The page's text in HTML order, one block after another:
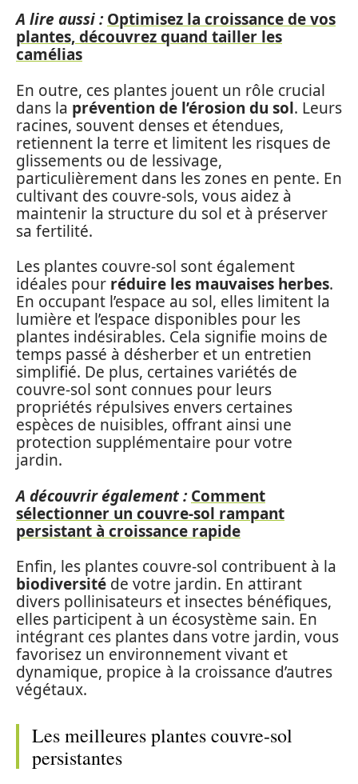
A lire aussi : Optimisez la croissance de vos
plantes, découvrez quand tailler les
camélias
En outre, ces plantes jouent un rôle crucial
dans la prévention de l’érosion du sol. Leurs
racines, souvent denses et étendues,
retiennent la terre et limitent les risques de
glissements ou de lessivage,
particulièrement dans les zones en pente. En
cultivant des couvre-sols, vous aidez à
maintenir la structure du sol et à préserver
sa fertilité.
Les plantes couvre-sol sont également
idéales pour réduire les mauvaises herbes.
En occupant l’espace au sol, elles limitent la
lumière et l’espace disponibles pour les
plantes indésirables. Cela signifie moins de
temps passé à désherber et un entretien
simplifié. De plus, certaines variétés de
couvre-sol sont connues pour leurs
propriétés répulsives envers certaines
espèces de nuisibles, offrant ainsi une
protection supplémentaire pour votre
jardin.
A découvrir également : Comment
sélectionner un couvre-sol rampant
persistant à croissance rapide
Enfin, les plantes couvre-sol contribuent à la
biodiversité de votre jardin. En attirant
divers pollinisateurs et insectes bénéfiques,
elles participent à un écosystème sain. En
intégrant ces plantes dans votre jardin, vous
favorisez un environnement vivant et
dynamique, propice à la croissance d’autres
végétaux.
Les meilleures plantes couvre-sol
persistantes